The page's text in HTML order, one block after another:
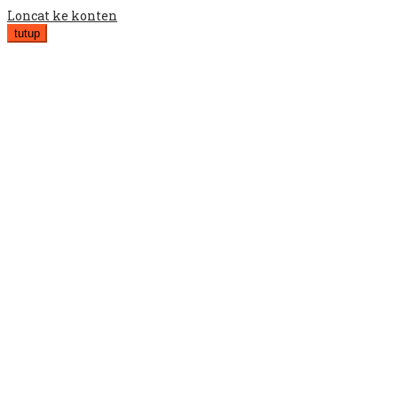
Loncat ke konten
tutup